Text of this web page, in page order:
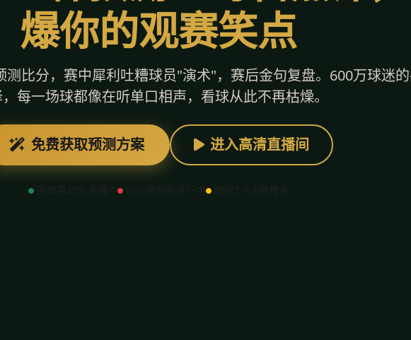
爆你的观赛笑点
测比分，赛中犀利吐糟球员"演术"，赛后金句复盘。600万球迷
每一场球都像在听单口相声，看球从此不再枯燥。
免费获取预测方案 进入高清直播间